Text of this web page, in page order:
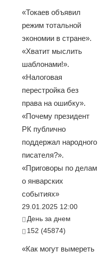
«Токаев объявил
режим тотальной
экономии в стране».
«Хватит мыслить
шаблонами!».
«Налоговая
перестройка без
права на ошибку».
«Почему президент
РК публично
поддержал народного
писателя?».
«Приговоры по делам
о январских
событиях»
29.01.2025 12:00
День за днем
152 (45874)
«Как могут вымереть